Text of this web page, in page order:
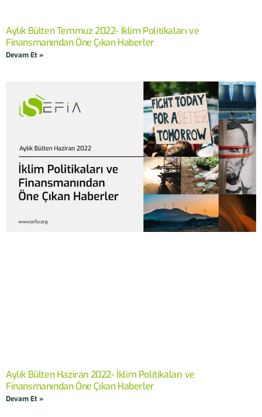
Aylık Bülten Temmuz 2022- İklim Politikaları ve
Finansmanından Öne Çıkan Haberler
Devam Et »
Aylık Bülten Haziran 2022- İklim Politikaları ve
Finansmanından Öne Çıkan Haberler
Devam Et »